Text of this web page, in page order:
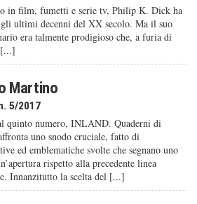
in film, fumetti e serie tv, Philip K. Dick ha
gli ultimi decenni del XX secolo. Ma il suo
era talmente prodigioso che, a furia di
Martino
5/2017
quinto numero, INLAND. Quaderni di
uno snodo cruciale, fatto di
ed emblematiche svolte che segnano uno
rispetto alla precedente linea
Innanzitutto la scelta del [...]